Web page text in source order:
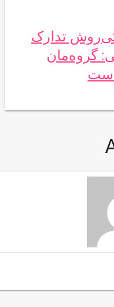
کی‌روش تدارک
گروه‌مان
است